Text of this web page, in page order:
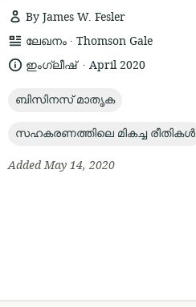
By James W. Fesler
resource
format:
ലേഖനം .
publisher:
Thomson Gale
language:
ഇംഗ്ലീഷ് .
dateApril 2020
topic:
ബിസിനസ് മാതൃക
topic:
സഹകരണത്തിലെ മികച്ച രീതികൾ
Added May 14, 2020